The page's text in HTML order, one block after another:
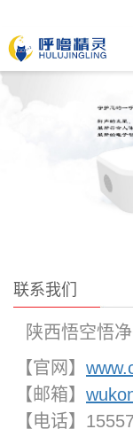
联系我们
陕西悟空悟
【官网】
【邮箱】
【电话】